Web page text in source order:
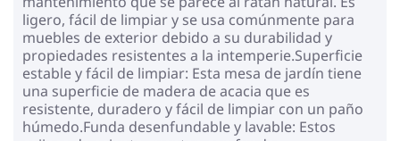
ligero, fácil de limpiar y se usa comúnmente para
muebles de exterior debido a su durabilidad y
propiedades resistentes a la intemperie.Superficie
estable y fácil de limpiar: Esta mesa de jardín tiene
una superficie de madera de acacia que es
resistente, duradero y fácil de limpiar con un paño
húmedo.Funda desenfundable y lavable: Estos